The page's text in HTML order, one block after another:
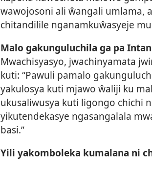
wawojosoni ali ŵangali umlama,
chitandilile nganamkuŵasyeje
Malo gakunguluchila ga pa
Mwachisyasyo, jwachinyamata
kuti: “Pawuli pamalo
yakulosya kuti mjawo ŵaliji ku
ukusaliwusya kuti ligongo chichi
yikutendekasye ngasangalala
basi.”
Yili yakomboleka kumalana ni